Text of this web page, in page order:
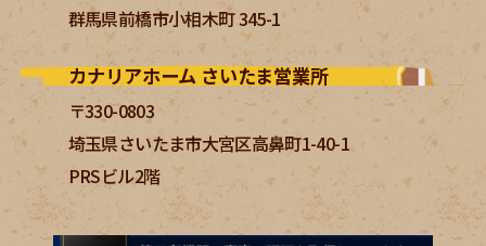
群馬県前橋市小相木町 345-1
カナリアホーム さいたま営業所
〒330-0803
埼玉県さいたま市大宮区高鼻町1-40-1
PRSビル2階